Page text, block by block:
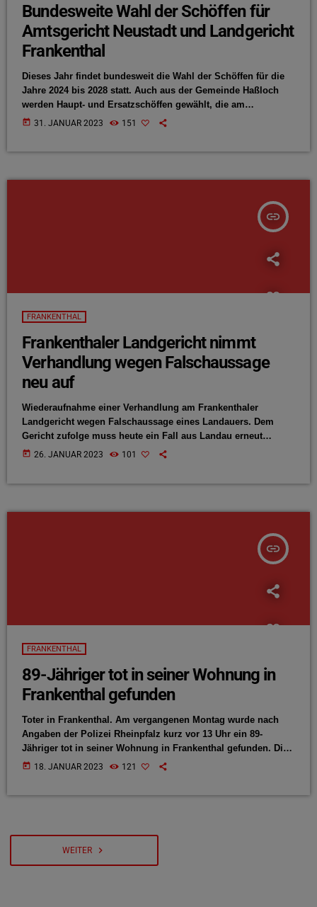
Bundesweite Wahl der Schöffen für
Amtsgericht Neustadt und Landgericht
Frankenthal
Dieses Jahr findet bundesweit die Wahl der Schöffen für die
Jahre 2024 bis 2028 statt. Auch aus der Gemeinde Haßloch
werden Haupt- und Ersatzschöffen gewählt, die am
Amtsgericht Neustadt und dem Landgericht Frankenthal als
today 31. JANUAR 2023 151
insert_link
FRANKENTHAL
Frankenthaler Landgericht nimmt
Verhandlung wegen Falschaussage
neu auf
Wiederaufnahme einer Verhandlung am Frankenthaler
Landgericht wegen Falschaussage eines Landauers. Dem
Gericht zufolge muss heute ein Fall aus Landau erneut
behandelt werden. Es geht dabei um einen Fall vor
today 26. JANUAR 2023 101
insert_link
FRANKENTHAL
89-Jähriger tot in seiner Wohnung in
Frankenthal gefunden
Toter in Frankenthal. Am vergangenen Montag wurde nach
Angaben der Polizei Rheinpfalz kurz vor 13 Uhr ein 89-
Jähriger tot in seiner Wohnung in Frankenthal gefunden. Die
alarmierten Polizeikräfte konnten bei dem Verstorbenen
Ehefrau des Verstorbenen. Das mögliche Motiv, die
Hintergründe und Umstände der Tat […]
today 18. JANUAR 2023 121
WEITER navigate_next